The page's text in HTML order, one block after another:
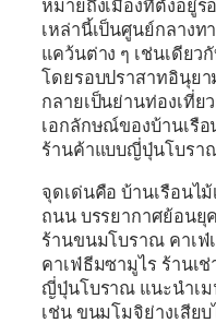
หมายถึงเมืองที่ตั้งอยู่ร
เหล่านี้เป็นศูนย์กลาง
แคว้นต่าง ๆ เช่นเดียว
โดยรอบปราสาทอินุย
กลายเป็นย่านท่องเที่
เอกลักษณ์ของบ้านเรื
ร้านค้าแบบญี่ปุ่นโบรา
จุดเด่นคือ บ้านเรือนไ
ถนน บรรยากาศย้อนยุ
ร้านขนมโบราณ คาเฟ่
คาเฟ่ธีมซามูไร ร้านเ
ญี่ปุ่นโบราณ แนะนำเม
เช่น ขนมโมจิย่างเสีย